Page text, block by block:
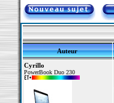
Auteur
Cyrillo
PowerBook Duo 230